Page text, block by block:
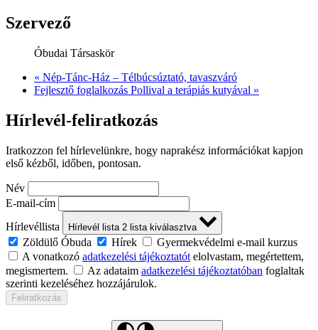
Szervező
Óbudai Társaskör
« Nép-Tánc-Ház – Télbúcsúztató, tavaszváró
Fejlesztő foglalkozás Pollival a terápiás kutyával »
Hírlevél-feliratkozás
Iratkozzon fel hírlevelünkre, hogy naprakész információkat kapjon
első kézből, időben, pontosan.
Név
E-mail-cím
Hírlevéllista
Hírlevél lista 2 lista kiválasztva
Zöldülő Óbuda Hírek
Gyermekvédelmi e-mail kurzus
A vonatkozó adatkezelési tájékoztatót elolvastam, megértettem,
megismertem.
Az adataim adatkezelési tájékoztatóban foglaltak
szerinti kezeléséhez hozzájárulok.
Feliratkozás